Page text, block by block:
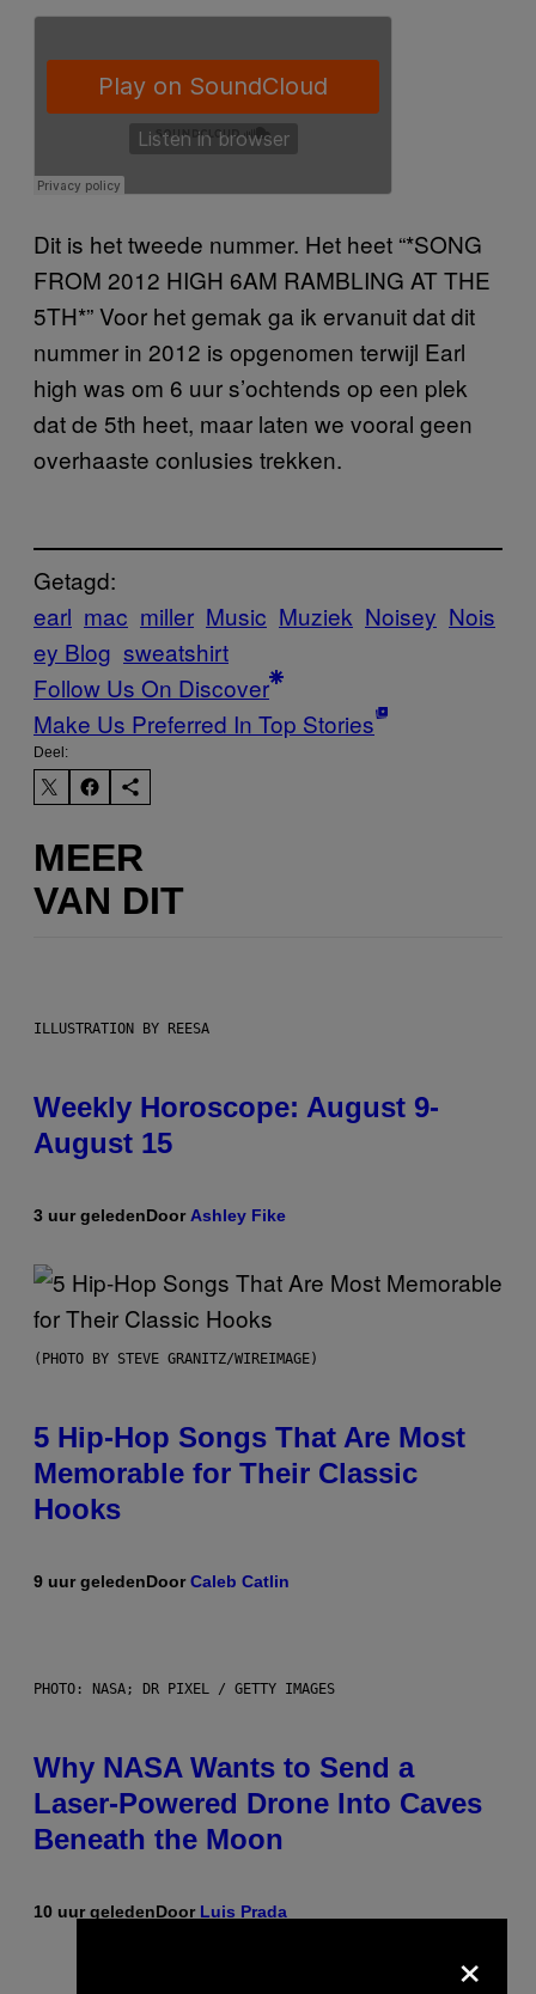
Dit is het tweede nummer. Het heet “*SONG
FROM 2012 HIGH 6AM RAMBLING AT THE
5TH*” Voor het gemak ga ik ervanuit dat dit
nummer in 2012 is opgenomen terwijl Earl
high was om 6 uur s’ochtends op een plek
dat de 5th heet, maar laten we vooral geen
overhaaste conlusies trekken.
Getagd:
earl mac miller Music Muziek Noisey Nois
ey Blog sweatshirt
Follow Us On Discover
Make Us Preferred In Top Stories
Deel:
MEER
VAN DIT
ILLUSTRATION BY REESA
Weekly Horoscope: August 9-
August 15
3 uur geledenDoor Ashley Fike
(PHOTO BY STEVE GRANITZ/WIREIMAGE)
5 Hip-Hop Songs That Are Most
Memorable for Their Classic
Hooks
9 uur geledenDoorCaleb Catlin
PHOTO: NASA; DR PIXEL / GETTY IMAGES
Why NASA Wants to Send a
Laser-Powered Drone Into Caves
Beneath the Moon
10 uur geledenDoor Luis Prada
×